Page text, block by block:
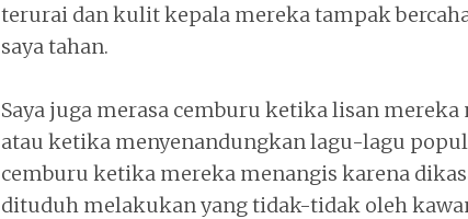
terurai dan kulit kepala mereka tampak
saya tahan.
Saya juga merasa cemburu ketika lisan
atau ketika menyenandungkan lagu-lagu
cemburu ketika mereka menangis karena
dituduh melakukan yang tidak-tidak oleh